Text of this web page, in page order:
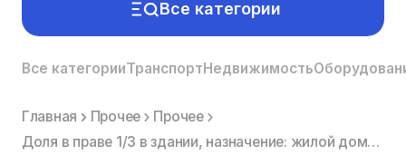
Все категории
Все категорииТранспортНедвижимость
Главная Прочее
Прочее
Доля в праве 1/3 в здании, назначение: жилой дом, наименование: жилой дом, площадью 73.8 кв.м, Адрес...